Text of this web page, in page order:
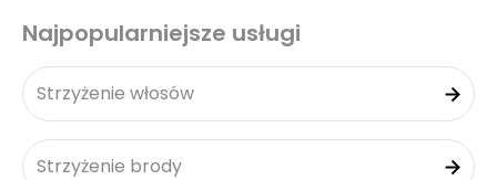
Najpopularniejsze usługi
Strzyżenie włosów
Strzyżenie brody